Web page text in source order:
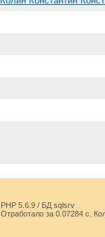
PHP 5.6.9 / БД sqlsrv
Отработало за 0.07284 с.